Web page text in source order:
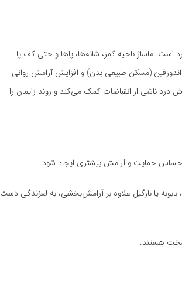
ماساژ ناحیه کمر، شانه‌ها، پاها و حتی کف پا
(مسکن طبیعی بدن) و افزایش آرامش روانی
درد ناشی از انقباضات کمک می‌کند و روند زایمان را
احساس حمایت و آرامش بیشتری ایجاد شود.
یا نارگیل علاوه بر آرامش‌بخشی، به لغزندگی دست
سخت هستند.